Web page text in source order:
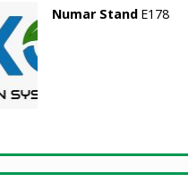
Numar Stand E178